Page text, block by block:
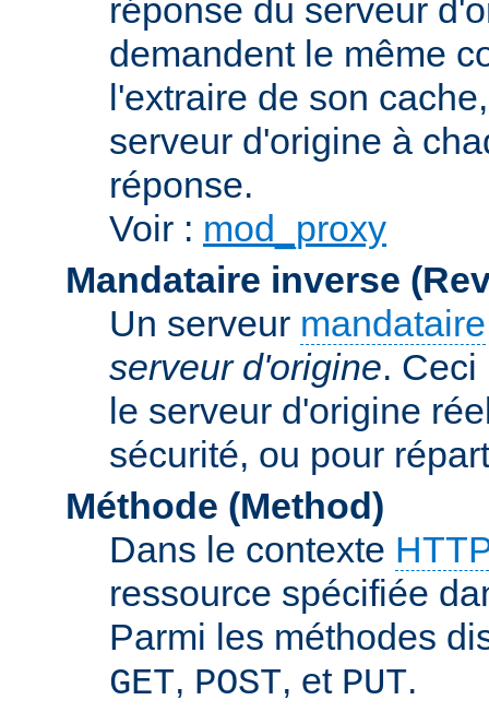
réponse du serveur
demandent le même
l'extraire de son
serveur d'origine à
réponse.
Voir : mod_proxy
Mandataire inverse
Un serveur mandataire
serveur d'origine.
le serveur d'origine
sécurité, ou pour
Méthode (Method)
Dans le contexte HTTP
ressource spécifiée
Parmi les méthodes
GET, POST, et PUT.